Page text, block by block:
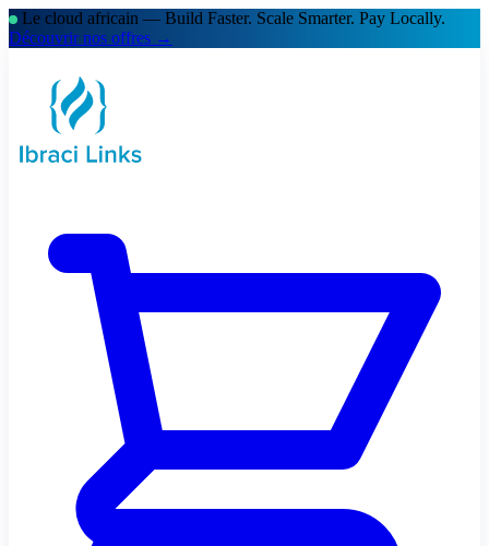
Le cloud africain — Build Faster. Scale Smarter. Pay Locally.
Découvrir nos offres →